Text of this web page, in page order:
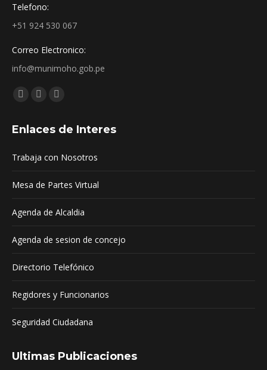
Telefono:
+51 924 530 067
Correo Electronico:
info@munimoho.gob.pe
Encuéntranos en:
Facebook
opens
new
YouTube
opens
new
Mail
opens
new
Enlaces de Interes
Trabaja con Nosotros
Mesa de Partes Virtual
Agenda de Alcaldia
Agenda de sesion de concejo
Directorio Telefónico
Regidores y Funcionarios
Seguridad Ciudadana
Ultimas Publicaciones